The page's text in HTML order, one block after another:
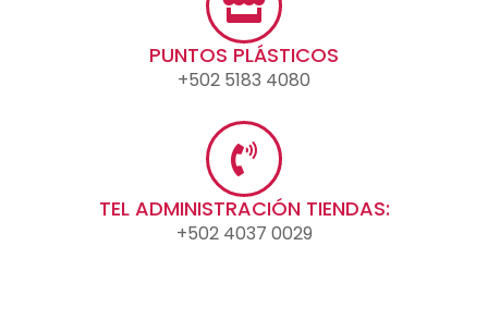
PUNTOS PLÁSTICOS
+502 5183 4080
TEL ADMINISTRACIÓN TIENDAS:
+502 4037 0029